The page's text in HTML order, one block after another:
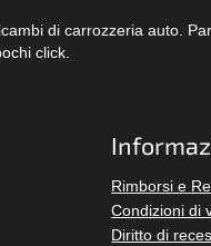
di carrozzeria auto.
click.
Rimborsi e
Condizioni di
Diritto di